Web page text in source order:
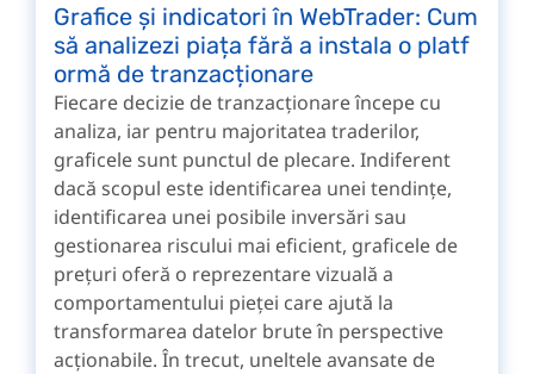
Grafice și indicatori în WebTrader: Cum
să analizezi piața fără a instala o platf
ormă de tranzacționare
Fiecare decizie de tranzacționare începe cu
analiza, iar pentru majoritatea traderilor,
graficele sunt punctul de plecare. Indiferent
dacă scopul este identificarea unei tendințe,
identificarea unei posibile inversări sau
gestionarea riscului mai eficient, graficele de
prețuri oferă o reprezentare vizuală a
comportamentului pieței care ajută la
transformarea datelor brute în perspective
acționabile. În trecut, uneltele avansate de